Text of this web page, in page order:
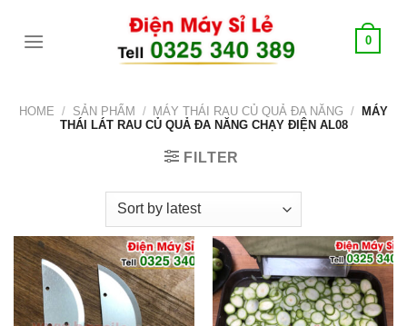
0
HOME / SẢN PHẨM / MÁY THÁI RAU CỦ QUẢ ĐA NĂNG /
MÁY
THÁI LÁT RAU CỦ QUẢ ĐA NĂNG CHẠY ĐIỆN AL08
FILTER